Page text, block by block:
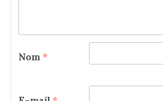
Nom *